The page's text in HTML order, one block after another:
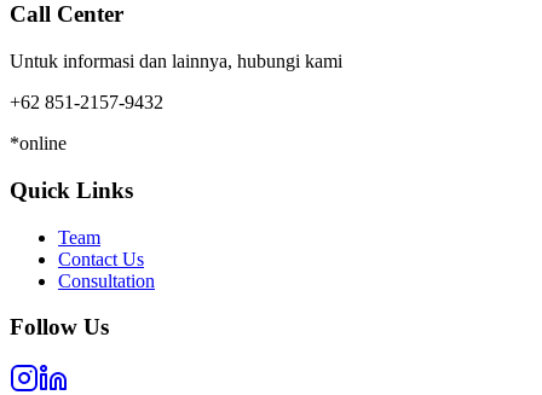
Call Center
Untuk informasi dan lainnya, hubungi kami
+62 851-2157-9432
*online
Quick Links
Team
Contact Us
Consultation
Follow Us